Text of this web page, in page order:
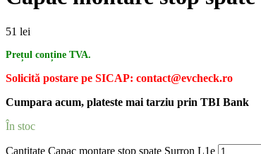
51 lei
Prețul conține TVA.
Solicită postare pe SICAP: contact@evcheck.ro
Cumpara acum, plateste mai tarziu prin TBI Bank
În stoc
Cantitate Capac montare stop spate Surron L1e